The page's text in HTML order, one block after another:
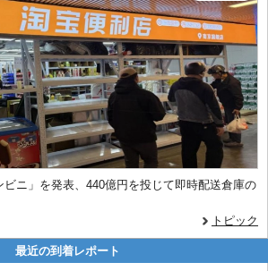
ニ」を発表、440億円を投じて即時配送倉庫の
トピック
最近の到着レポート